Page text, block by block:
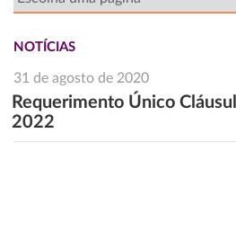
NOTÍCIAS
31 de agosto de 2020
Requerimento Único
2022